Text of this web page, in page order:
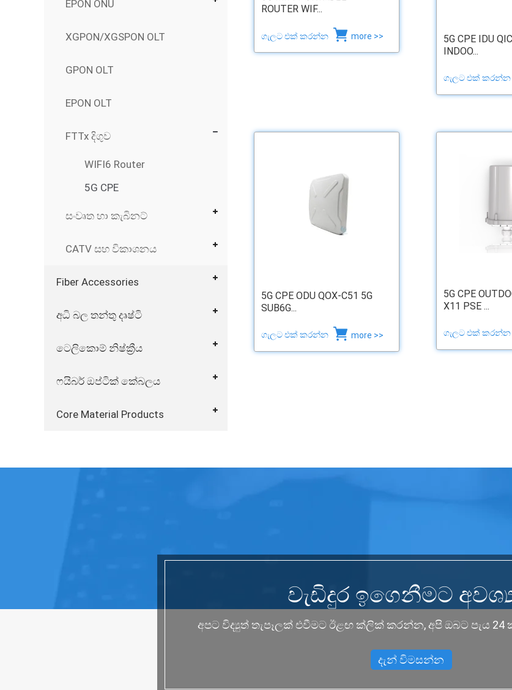
EPON ONU
XGPON/XGSPON OLT
GPON OLT
EPON OLT
FTTx දිගුව
WIFI6 Router
5G CPE
සංවෘත හා කැබිනට්
CATV සහ විකාශනය
Fiber Accessories
අධි බල තන්තු දෘෂ්ටි
ටෙලිකොම් නිෂ්ක්‍රීය
ෆයිබර් ඔප්ටික් කේබලය
Core Material Products
ROUTER WIF...
ගැලට එක් කරන්න more >>
5G CPE IDU
INDOO...
ගැලට එක් කරන්න
5G CPE ODU QOX-C51 5G
SUB6G...
ගැලට එක් කරන්න more >>
5G CPE
X11 PSE ...
ගැලට එක් කරන්න
වැඩිදුර ඉගෙනීමට
අපට විද්‍යුත් තැපෑලක් එවීමට ඊළඟ ක්ලික් කරන්න, අපි ඔබට පැය
දැන් විමසන්න